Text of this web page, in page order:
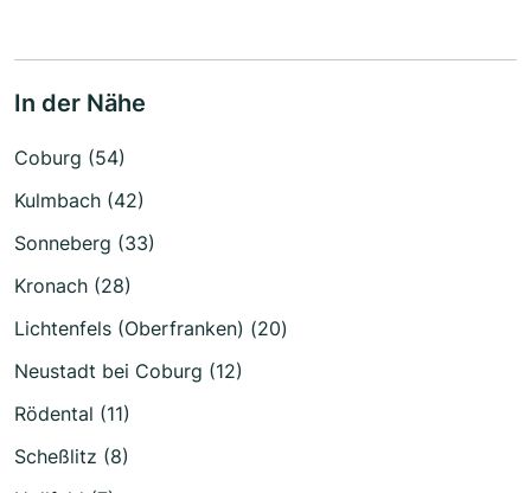
In der Nähe
Coburg (54)
Kulmbach (42)
Sonneberg (33)
Kronach (28)
Lichtenfels (Oberfranken) (20)
Neustadt bei Coburg (12)
Rödental (11)
Scheßlitz (8)